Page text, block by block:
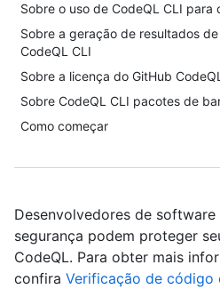
Sobre o uso de CodeQL CLI para
Sobre a geração de resultados
CodeQL CLI
Sobre a licença do GitHub CodeQL
Sobre CodeQL CLI pacotes de
Como começar
Desenvolvedores de
segurança podem proteger
CodeQL. Para obter mais
confira Verificação de código